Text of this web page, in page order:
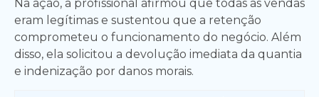
Na ação, a profissional afirmou que todas as vendas
eram legítimas e sustentou que a retenção
comprometeu o funcionamento do negócio. Além
disso, ela solicitou a devolução imediata da quantia
e indenização por danos morais.